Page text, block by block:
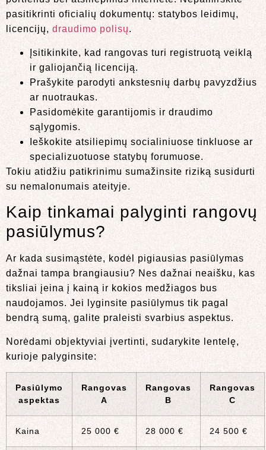
pasitikrinti oficialių dokumentų: statybos leidimų,
licencijų, draudimo polisų.
Įsitikinkite, kad rangovas turi registruotą veiklą
ir galiojančią licenciją.
Prašykite parodyti ankstesnių darbų pavyzdžius
ar nuotraukas.
Pasidomėkite garantijomis ir draudimo
sąlygomis.
Ieškokite atsiliepimų socialiniuose tinkluose ar
specializuotuose statybų forumuose.
Tokiu atidžiu patikrinimu sumažinsite riziką susidurti
su nemalonumais ateityje.
Kaip tinkamai palyginti rangovų
pasiūlymus?
Ar kada susimąstėte, kodėl pigiausias pasiūlymas
dažnai tampa brangiausiu? Nes dažnai neaišku, kas
tiksliai įeina į kainą ir kokios medžiagos bus
naudojamos. Jei lyginsite pasiūlymus tik pagal
bendrą sumą, galite praleisti svarbius aspektus.
Norėdami objektyviai įvertinti, sudarykite lentelę,
kurioje palyginsite:
Pasiūlymo
aspektas
Rangovas
A
Rangovas
B
Rangovas
C
Kaina 25 000 € 28 000 € 24 500 €